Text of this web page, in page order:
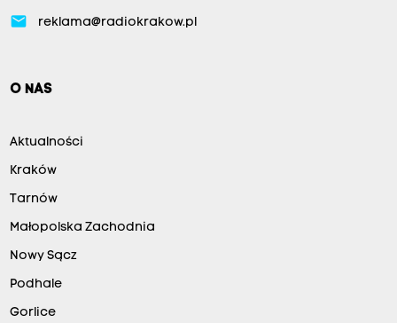
email reklama@radiokrakow.pl
O NAS
Aktualności
Kraków
Tarnów
Małopolska Zachodnia
Nowy Sącz
Podhale
Gorlice